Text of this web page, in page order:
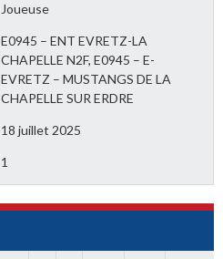
Joueuse
E0945 – ENT EVRETZ-LA
CHAPELLE N2F, E0945 – E-
EVRETZ – MUSTANGS DE LA
CHAPELLE SUR ERDRE
18 juillet 2025
1